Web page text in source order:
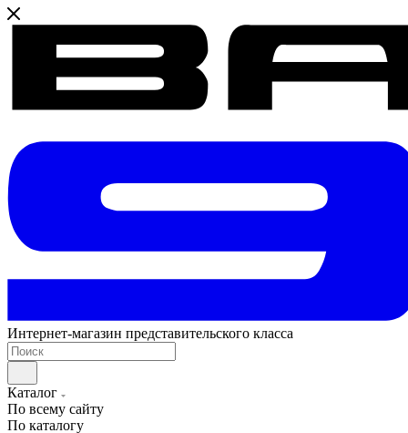
Интернет-магазин представительского класса
Каталог
По всему сайту
По каталогу